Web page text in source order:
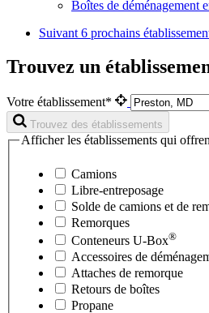
Boîtes de déménagement
Suivant 6 prochains
Trouvez un
Votre établissement*
Trouvez des établissements
Afficher les établissements qui
Camions
Libre-entreposage
Solde de camions et de
Remorques
Conteneurs U-Box®
Accessoires de
Attaches de remorque
Retours de boîtes
Propane